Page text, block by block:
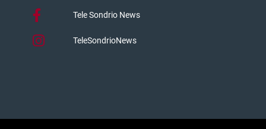
Tele Sondrio News
TeleSondrioNews